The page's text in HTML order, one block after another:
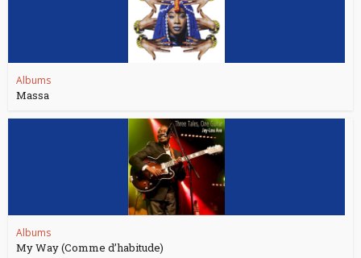
Albums
Massa
Albums
My Way (Comme d’habitude)